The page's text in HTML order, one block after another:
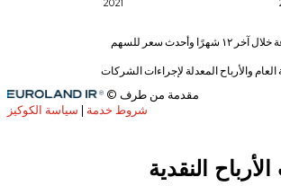
النقدية